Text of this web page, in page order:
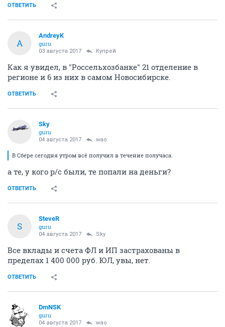
ОТВЕТИТЬ
A
AndreyK
guru
03 августа 2017 Купрей
Как я увидел, в "Россельхозбанке" 21 отделение в
регионе и 6 из них в самом Новосибирске.
ОТВЕТИТЬ
Sky
guru
04 августа 2017 wao
В Сбере сегодня утром всё получил в течение получаса.
а те, у кого р/с были, те попали на деньги?
ОТВЕТИТЬ
S
SteveR
guru
04 августа 2017 Sky
Все вклады и счета ФЛ и ИП застрахованы в
пределах 1 400 000 руб. ЮЛ, увы, нет.
ОТВЕТИТЬ
DmNSK
guru
04 августа 2017 wao